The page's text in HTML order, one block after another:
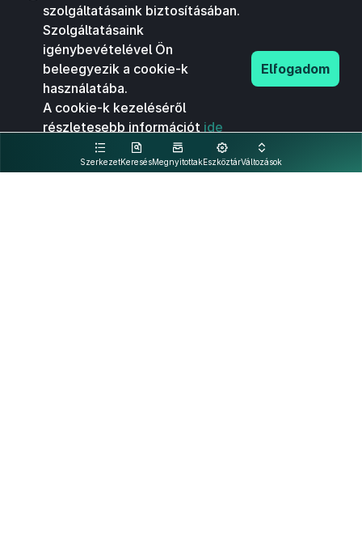
SzerkezetKeresésMegnyitottakEszköztárVáltozások
szolgáltatásaink biztosításában.
Szolgáltatásaink
igénybevételével Ön
beleegyezik a cookie-k
használatába.
A cookie-k kezeléséről
részletesebb információt ide
kattintva olvashat.
Elfogadom